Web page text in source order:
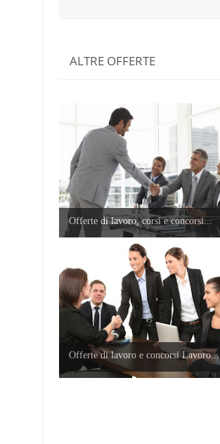
ALTRE OFFERTE
Offerte di lavoro, corsi e concorsi...
Offerte di lavoro e concorsi Lavoro...